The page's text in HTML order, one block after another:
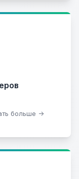
больше →
Если у
открыты к